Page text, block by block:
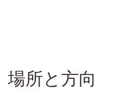
場所と方向